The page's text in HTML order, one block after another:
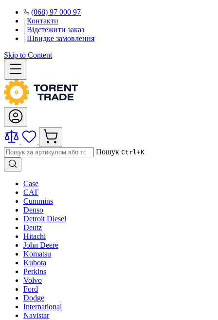
(068) 97 000 97
| Контакти
| Відстежити заказ
| Швидке замовлення
Skip to Content
Пошук Ctrl+K
Case
CAT
Cummins
Denso
Detroit Diesel
Deutz
Hitachi
John Deere
Komatsu
Kubota
Perkins
Volvo
Ford
Dodge
International
Navistar